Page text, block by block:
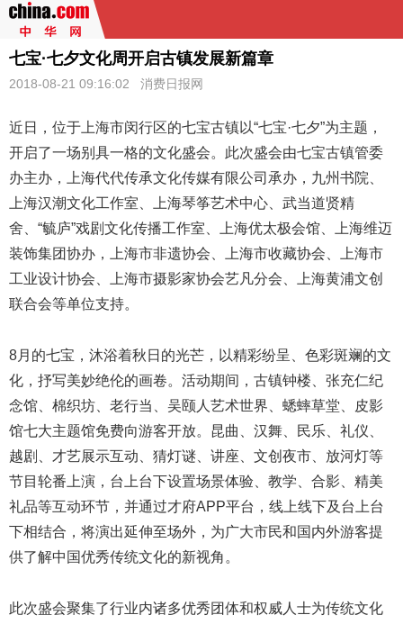
七宝·七夕文化周开启古镇发展新篇章
2018-08-21 09:16:02 消费日报网
近日，位于上海市闵行区的七宝古镇以“七宝·七夕”为主题，
开启了一场别具一格的文化盛会。此次盛会由七宝古镇管委
办主办，上海代代传承文化传媒有限公司承办，九州书院、
上海汉潮文化工作室、上海琴筝艺术中心、武当道贤精
舍、“毓庐”戏剧文化传播工作室、上海优太极会馆、上海维迈
装饰集团协办，上海市非遗协会、上海市收藏协会、上海市
工业设计协会、上海市摄影家协会艺凡分会、上海黄浦文创
联合会等单位支持。
8月的七宝，沐浴着秋日的光芒，以精彩纷呈、色彩斑斓的文
化，抒写美妙绝伦的画卷。活动期间，古镇钟楼、张充仁纪
念馆、棉织坊、老行当、吴颐人艺术世界、蟋蟀草堂、皮影
馆七大主题馆免费向游客开放。昆曲、汉舞、民乐、礼仪、
越剧、才艺展示互动、猜灯谜、讲座、文创夜市、放河灯等
节目轮番上演，台上台下设置场景体验、教学、合影、精美
礼品等互动环节，并通过才府APP平台，线上线下及台上台
下相结合，将演出延伸至场外，为广大市民和国内外游客提
供了解中国优秀传统文化的新视角。
此次盛会聚集了行业内诸多优秀团体和权威人士为传统文化